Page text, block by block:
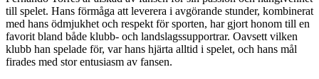
till spelet. Hans förmåga att leverera i avgörande stunder, kombinerat
med hans ödmjukhet och respekt för sporten, har gjort honom till en
favorit bland både klubb- och landslagssupportrar. Oavsett vilken
klubb han spelade för, var hans hjärta alltid i spelet, och hans mål
firades med stor entusiasm av fansen.